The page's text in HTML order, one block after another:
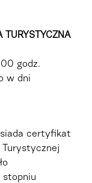
TURYSTYCZNA
godz.
w dni
certyfikat
stopniu